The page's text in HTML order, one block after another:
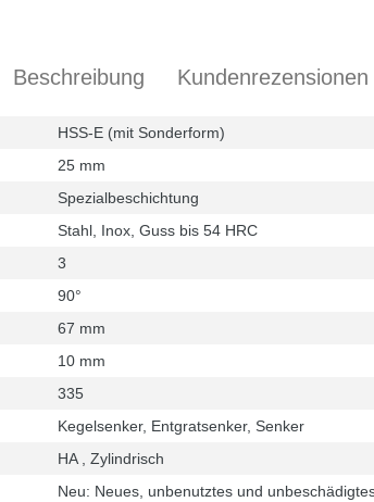
Beschreibung Kundenrezensionen
HSS-E (mit Sonderform)
25 mm
Spezialbeschichtung
Stahl, Inox, Guss bis 54 HRC
3
90°
67 mm
10 mm
335
Kegelsenker, Entgratsenker, Senker
HA , Zylindrisch
Neu: Neues, unbenutztes und